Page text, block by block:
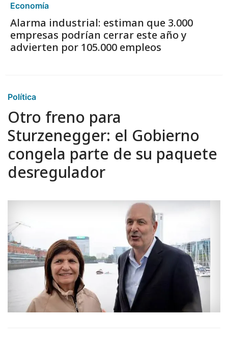
Economía
Alarma industrial: estiman que 3.000
empresas podrían cerrar este año y
advierten por 105.000 empleos
Política
Otro freno para
Sturzenegger: el Gobierno
congela parte de su paquete
desregulador